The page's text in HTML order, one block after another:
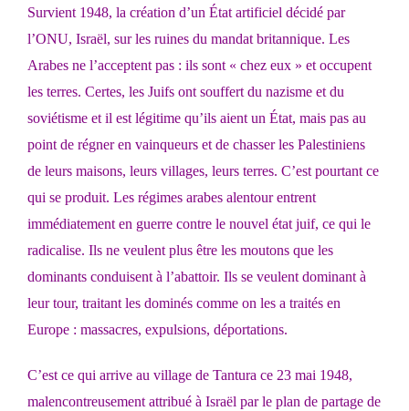
Survient 1948, la création d’un État artificiel décidé par
l’ONU, Israël, sur les ruines du mandat britannique. Les
Arabes ne l’acceptent pas : ils sont « chez eux » et occupent
les terres. Certes, les Juifs ont souffert du nazisme et du
soviétisme et il est légitime qu’ils aient un État, mais pas au
point de régner en vainqueurs et de chasser les Palestiniens
de leurs maisons, leurs villages, leurs terres. C’est pourtant ce
qui se produit. Les régimes arabes alentour entrent
immédiatement en guerre contre le nouvel état juif, ce qui le
radicalise. Ils ne veulent plus être les moutons que les
dominants conduisent à l’abattoir. Ils se veulent dominant à
leur tour, traitant les dominés comme on les a traités en
Europe : massacres, expulsions, déportations.
C’est ce qui arrive au village de Tantura ce 23 mai 1948,
malencontreusement attribué à Israël par le plan de partage de